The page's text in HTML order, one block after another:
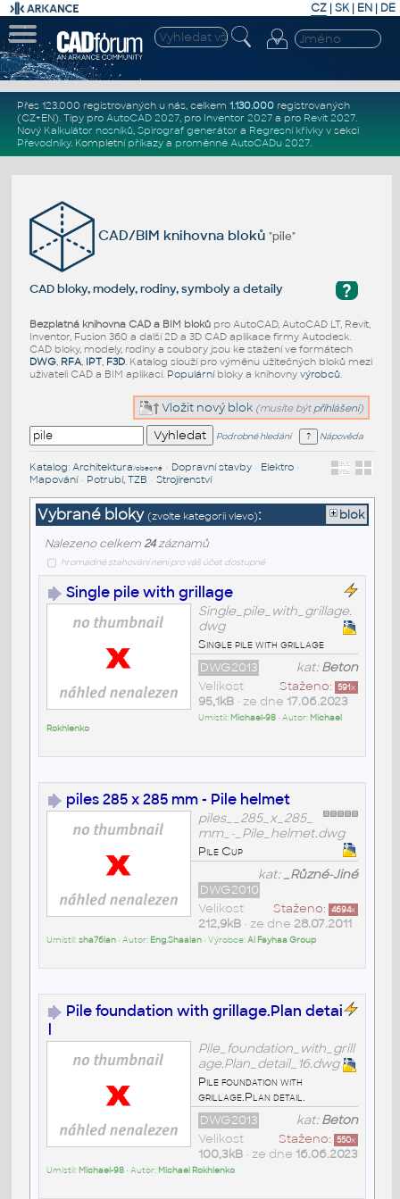
CZ | SK| EN | DE
Přes 123.000 registrovaných u nás, celkem 1.130.000registrovaných
(CZ+EN). Tipy pro AutoCAD 2027, pro Inventor 2027a pro Revit 2027.
Nový Kalkulátor nosníků, Spirograf generátor a Regresní křivkyv sekci
Převodníky. Kompletní příkazya proměnné AutoCADu 2027.
CAD/BIM knihovna bloků"pile"
?
CAD bloky, modely, rodiny, symboly a detaily
Bezplatná knihovna CAD a BIM blokůpro AutoCAD, AutoCAD LT, Revit,
Inventor, Fusion 360 a další 2D a 3D CAD aplikace firmy Autodesk.
CAD bloky, modely, rodiny a soubory jsou ke stažení ve formátech
DWG, RFA, IPT, F3D. Katalog slouží pro výměnu užitečných bloků mezi
uživateli CAD a BIM aplikací. Populárníbloky a knihovny výrobců.
Vložit nový blok (musíte být přihlášeni)
Podrobné hledání Nápověda
Katalog: Architektura/obecné• Dopravní stavby• Elektro•
Mapování• Potrubí, TZB • Strojírenství
Vybrané bloky (zvolte kategorii vlevo): blok
Nalezeno celkem 24záznamů
hromadné stahování není pro váš účet dostupné
Single pile with grillage
Single_pile_with_grillage.
dwg
Single pile with grillage
kat:Beton
DWG2013
Staženo: 591x
Velikost
95,1kB• ze dne 17.06.2023
Umístil: Michael-98• Autor: Michael
Rokhlenko
piles 285 x 285 mm - Pile helmet
piles__285_x_285_
mm_-_Pile_helmet.dwg
Pile Cup
kat:_Různé-Jiné
DWG2010
Staženo: 4694x
Velikost
212,9kB• ze dne 28.07.2011
Umístil:sha76lan• Autor: Eng.Shaalan• Výrobce:Al Fayhaa Group
Pile foundation with grillage.Plan detai
l
Pile_foundation_with_grill
age.Plan_detail_16.dwg
Pile foundation with
grillage.Plan detail.
kat:Beton
DWG2013
Staženo: 550x
Velikost
100,3kB• ze dne 16.06.2023
Umístil: Michael-98• Autor: Michael Rokhlenko